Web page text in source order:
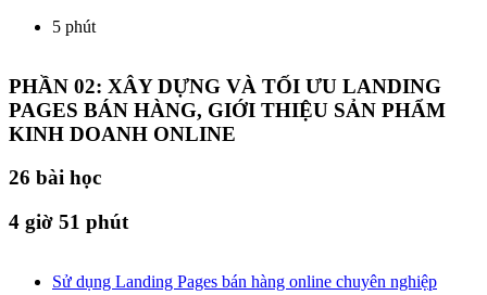
5 phút
PHẦN 02: XÂY DỰNG VÀ TỐI ƯU LANDING
PAGES BÁN HÀNG, GIỚI THIỆU SẢN PHẨM
KINH DOANH ONLINE
26 bài học
4 giờ 51 phút
Sử dụng Landing Pages bán hàng online chuyên nghiệp